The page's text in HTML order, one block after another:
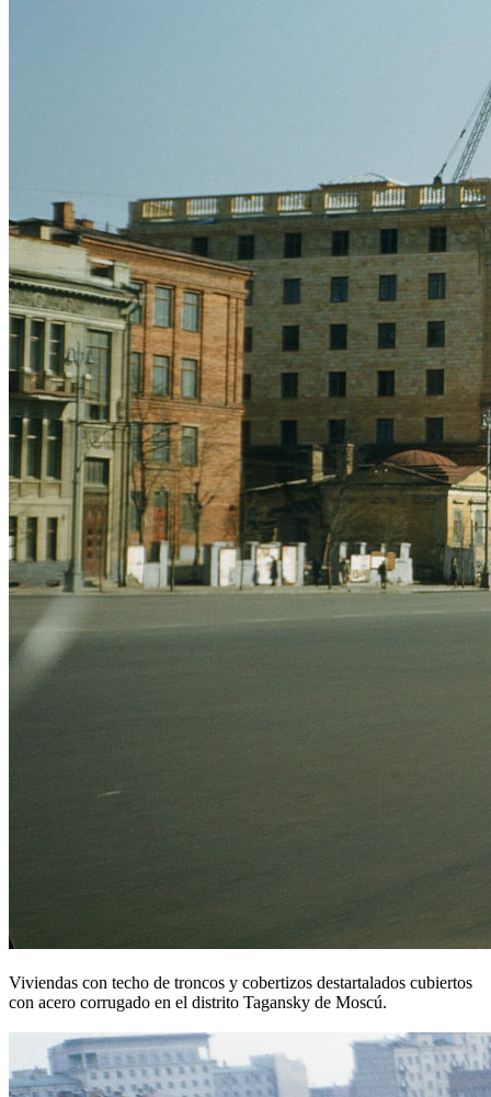
Viviendas con techo de troncos y cobertizos destartalados cubiertos
con acero corrugado en el distrito Tagansky de Moscú.